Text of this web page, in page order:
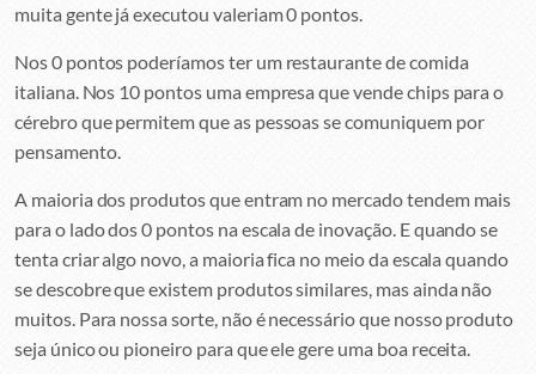
muita gente já executou valeriam 0 pontos.
Nos 0 pontos poderíamos ter um restaurante de comida
italiana. Nos 10 pontos uma empresa que vende chips para o
cérebro que permitem que as pessoas se comuniquem por
pensamento.
A maioria dos produtos que entram no mercado tendem mais
para o lado dos 0 pontos na escala de inovação. E quando se
tenta criar algo novo, a maioria fica no meio da escala quando
se descobre que existem produtos similares, mas ainda não
muitos. Para nossa sorte, não é necessário que nosso produto
seja único ou pioneiro para que ele gere uma boa receita.